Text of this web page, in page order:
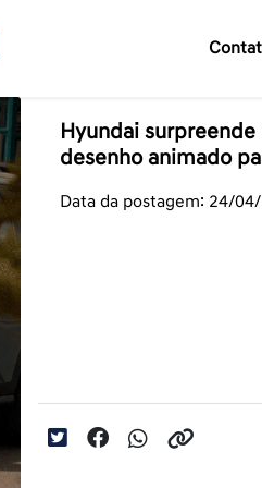
Hyundai
desenho animado
Data da postagem: 24/